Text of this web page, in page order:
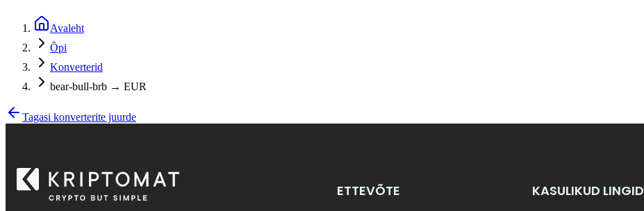
Avaleht
Õpi
Konverterid
bear-bull-brb → EUR
Tagasi konverterite juurde
ETTEVÕTE KASULIKUD LINGID